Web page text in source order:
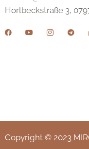
Horlbeckstraße 3,
Copyright © 2023